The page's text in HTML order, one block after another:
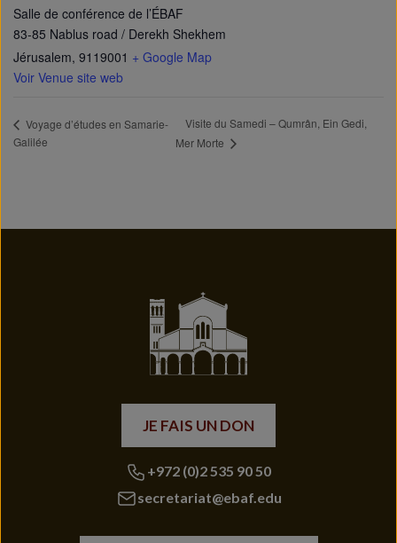
Salle de conférence de l’ÉBAF
83-85 Nablus road / Derekh Shekhem
Jérusalem, 9119001 + Google Map
Voir Venue site web
Voyage d’études en Samarie-
Galilée
Visite du Samedi – Qumrân, Ein Gedi,
Mer Morte
JE FAIS UN DON
+972 (0)2 535 90 50
secretariat@ebaf.edu